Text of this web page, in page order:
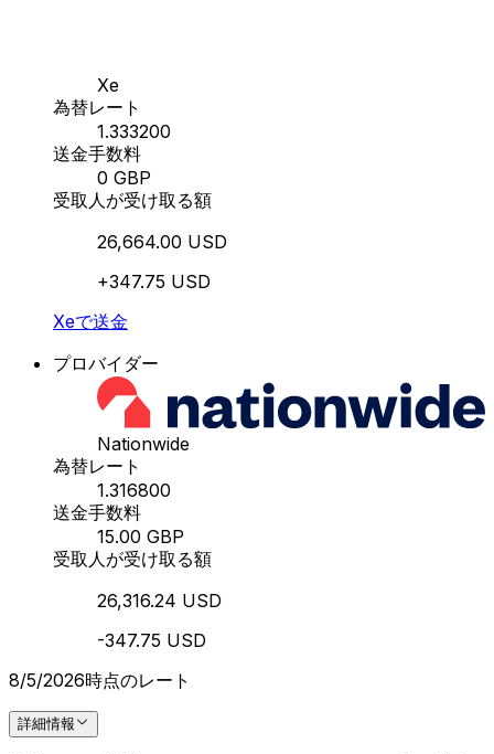
Xe
為替レート
1.333200
送金手数料
0 GBP
受取人が受け取る額
26,664.00 USD
+347.75 USD
Xeで送金
プロバイダー
Nationwide
為替レート
1.316800
送金手数料
15.00 GBP
受取人が受け取る額
26,316.24 USD
-347.75 USD
8/5/2026時点のレート
詳細情報